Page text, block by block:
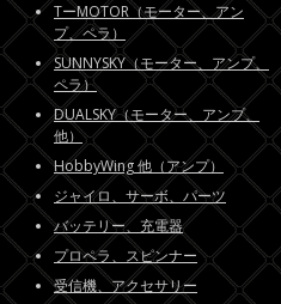
TーMOTOR（モーター、アン
プ、ペラ）
SUNNYSKY（モーター、アンプ、
ペラ）
DUALSKY（モーター、アンプ、
他）
HobbyWing 他（アンプ）
ジャイロ、サーボ、パーツ
バッテリー、充電器
プロペラ、スピンナー
受信機、アクセサリー